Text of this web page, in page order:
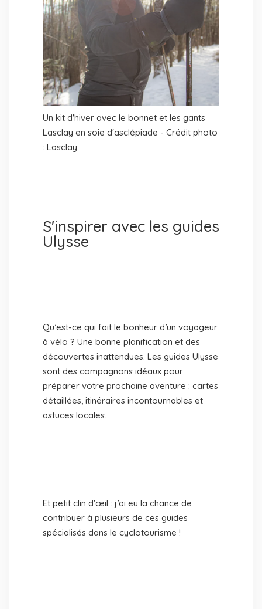
Un kit d'hiver avec le bonnet et les gants
Lasclay en soie d'asclépiade - Crédit photo
: Lasclay
S'inspirer avec les guides
Ulysse
Qu’est-ce qui fait le bonheur d’un voyageur
à vélo ? Une bonne planification et des
découvertes inattendues. Les guides Ulysse
sont des compagnons idéaux pour
préparer votre prochaine aventure : cartes
détaillées, itinéraires incontournables et
astuces locales.
Et petit clin d'œil : j’ai eu la chance de
contribuer à plusieurs de ces guides
spécialisés dans le cyclotourisme !